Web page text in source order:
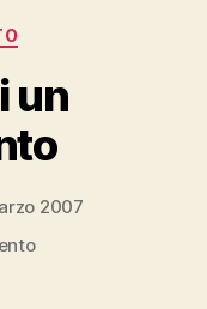
un
2007
su